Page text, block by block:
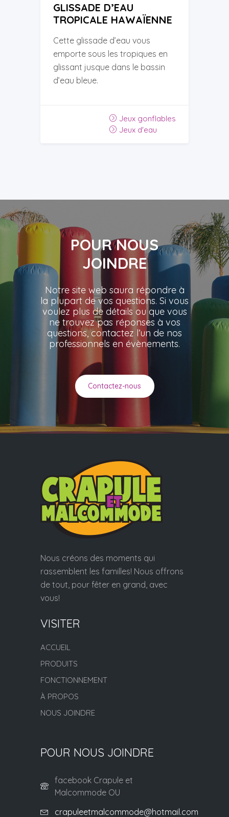
GLISSADE D’EAU
TROPICALE HAWAÏENNE
Cette glissade d’eau vous
emporte sous les tropiques en
glissant jusque dans le bassin
d’eau bleue.
Jeux gonflables
Jeux d'eau
POUR NOUS
JOINDRE
Notre site web saura répondre à
la plupart de vos questions. Si vous
voulez plus de détails ou que vous
ne trouvez pas réponses à vos
questions, contactez l’un de nos
professionnels en évènements.
Contactez-nous
Nous créons des moments qui
rassemblent les familles! Nous offrons
de tout, pour fêter en grand, avec
vous!
VISITER
ACCUEIL
PRODUITS
FONCTIONNEMENT
À PROPOS
NOUS JOINDRE
POUR NOUS JOINDRE
facebook Crapule et
Malcommode OU
crapuleetmalcommode@hotmail.com